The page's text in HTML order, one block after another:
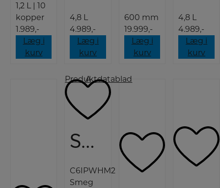
1,2 L | 10
kopper
1.989,-
Læg i
kurv
4,8 L
4.989,-
Læg i
kurv
600 mm
19.999,-
Læg i
kurv
4,8 L
4.989,-
Læg i
kurv
A
Produktdatablad
Smeg Induktionskomfur
C6IPWHM2
Smeg